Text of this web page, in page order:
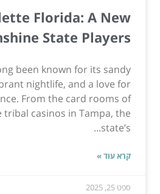
Florida: A New
State Players
been known for its sandy
nightlife, and a love for
From the card rooms of
tribal casinos in Tampa, the
state’s...
קרא עוד »
ספט 25, 2025